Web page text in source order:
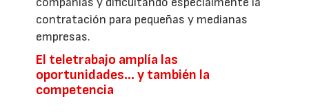
contratación para pequeñas y medianas
empresas.
El teletrabajo amplía las
oportunidades… y también la
competencia